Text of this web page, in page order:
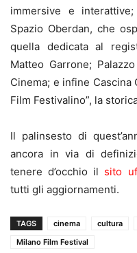
immersive e
Spazio Oberdan, che
quella dedicata al
Matteo Garrone;
Cinema; e infine Cascina
Film Festivalino”, la
Il palinsesto di
ancora in via di
tenere d’occhio il sito
tutti gli aggiornamenti.
TAGS cinema cultura
Milano Film Festival